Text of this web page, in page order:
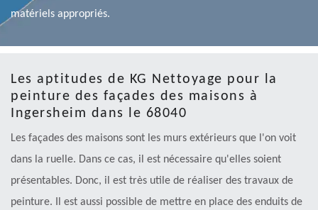
matériels appropriés.
Les aptitudes de KG Nettoyage pour la
peinture des façades des maisons à
Ingersheim dans le 68040
Les façades des maisons sont les murs extérieurs que l'on voit
dans la ruelle. Dans ce cas, il est nécessaire qu'elles soient
présentables. Donc, il est très utile de réaliser des travaux de
peinture. Il est aussi possible de mettre en place des enduits de